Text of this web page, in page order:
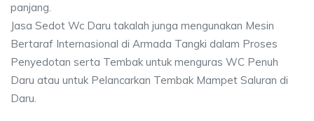
panjang.
Jasa Sedot Wc Daru takalah junga mengunakan Mesin
Bertaraf Internasional di Armada Tangki dalam Proses
Penyedotan serta Tembak untuk menguras WC Penuh
Daru atau untuk Pelancarkan Tembak Mampet Saluran di
Daru.